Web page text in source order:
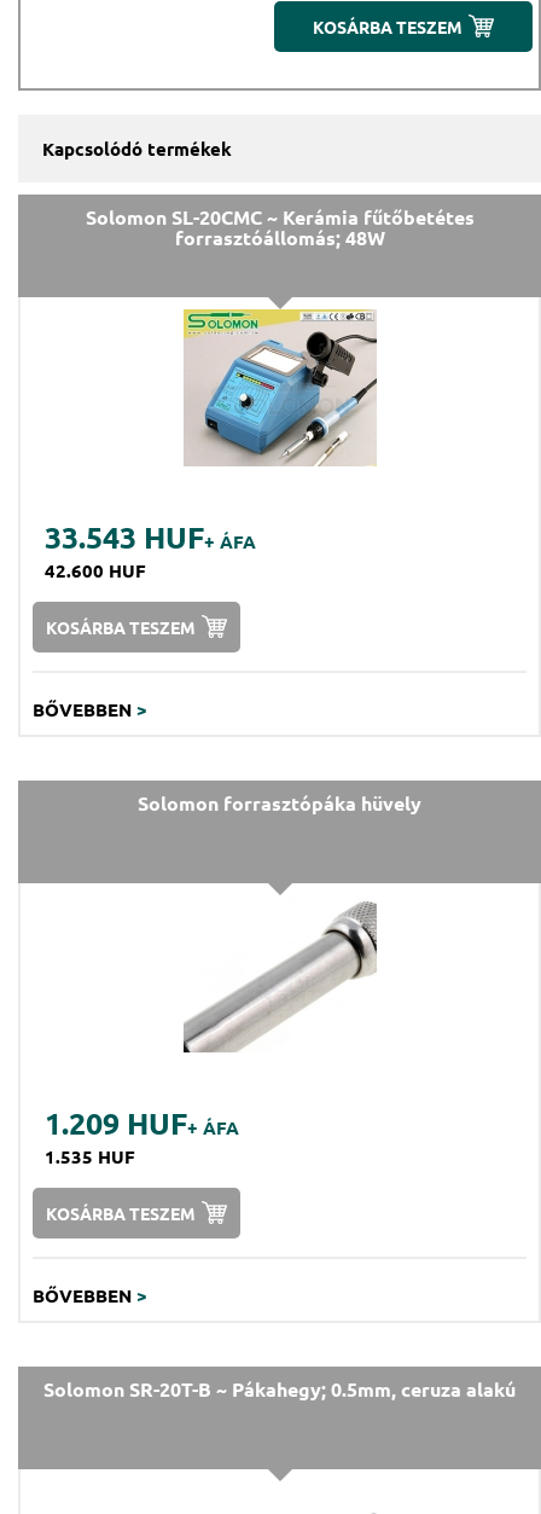
KOSÁRBA TESZEM
Kapcsolódó termékek
Solomon SL-20CMC ~ Kerámia fűtőbetétes
forrasztóállomás; 48W
33.543 HUF+ ÁFA
42.600 HUF
KOSÁRBA TESZEM
BŐVEBBEN >
Solomon forrasztópáka hüvely
1.209 HUF+ ÁFA
1.535 HUF
KOSÁRBA TESZEM
BŐVEBBEN >
Solomon SR-20T-B ~ Pákahegy; 0.5mm, ceruza alakú